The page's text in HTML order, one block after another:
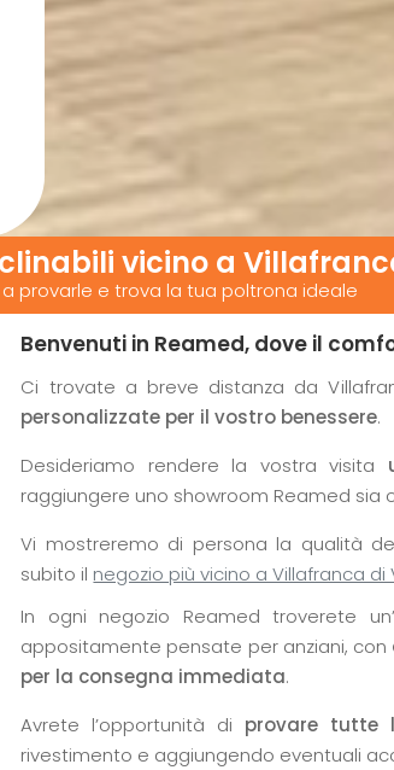
vicino a
a provarle e trova la tua poltrona ideale
Benvenuti in Reamed, dove il
Ci trovate a breve distanza da
personalizzate per il vostro benessere.
Desideriamo rendere la vostra visita
raggiungere uno showroom Reamed
Vi mostreremo di persona la qualità
subito il negozio più vicino a Villafranca di
In ogni negozio Reamed troverete
appositamente pensate per anziani, con
per la consegna immediata.
Avrete l’opportunità di provare tutte
rivestimento e aggiungendo eventuali